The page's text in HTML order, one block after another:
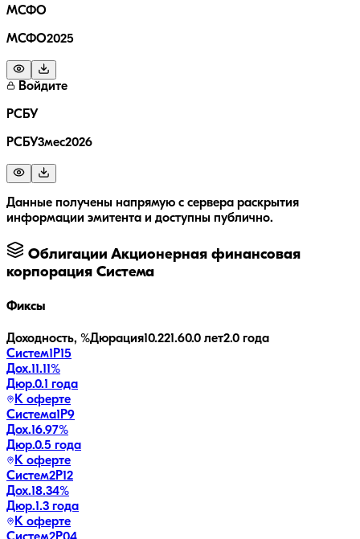
МСФО
МСФО2025
Войдите
РСБУ
РСБУ3мес2026
Данные получены напрямую с сервера раскрытия
информации эмитента и доступны публично.
Облигации Акционерная финансовая
корпорация Система
Фиксы
Доходность, %Дюрация10.221.60.0 лет2.0 года
Систем1P15
Дох.11.11%
Дюр.0.1 года
К оферте
Система1P9
Дох.16.97%
Дюр.0.5 года
К оферте
Систем2P12
Дох.18.34%
Дюр.1.3 года
К оферте